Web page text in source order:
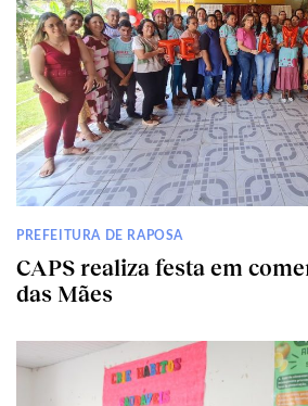
PREFEITURA DE RAPOSA
CAPS realiza festa em
das Mães